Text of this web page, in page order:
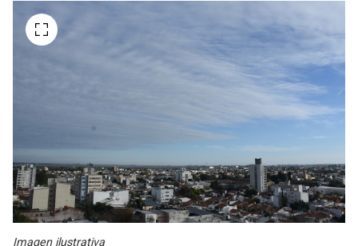
Imagen ilustrativa